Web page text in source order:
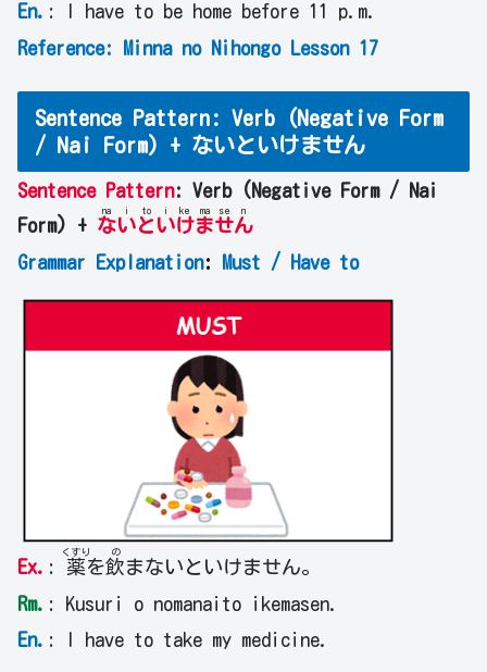
En. : I have to be home before 11 p.m.
Reference: Minna no Nihongo Lesson 17
Sentence Pattern: Verb (Negative Form
/ Nai Form) + ないといけません
Sentence Pattern: Verb (Negative Form / Nai
Form) + な
na
い
i
と
to
い
i
け
ke
ま
ma
せ
se
ん
n
Grammar Explanation: Must / Have to
Ex. : 薬
くすり
を飲
の
まないといけません。
Rm. : Kusuri o nomanaito ikemasen.
En. : I have to take my medicine.